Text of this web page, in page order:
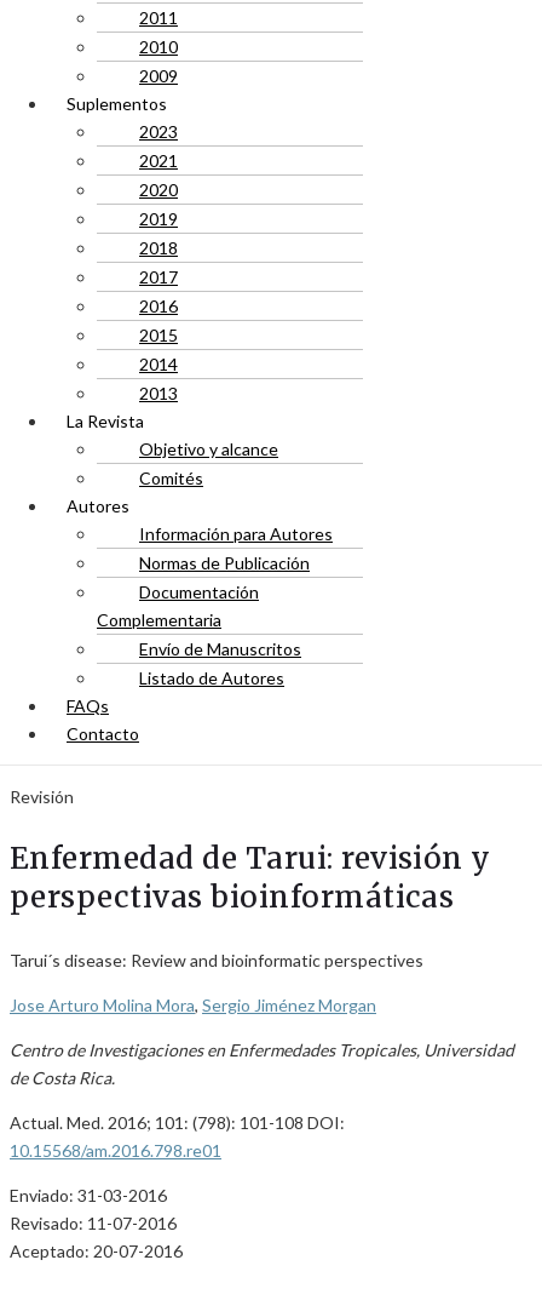
2011
2010
2009
Suplementos
2023
2021
2020
2019
2018
2017
2016
2015
2014
2013
La Revista
Objetivo y alcance
Comités
Autores
Información para Autores
Normas de Publicación
Documentación
Complementaria
Envío de Manuscritos
Listado de Autores
FAQs
Contacto
Revisión
Enfermedad de Tarui: revisión y
perspectivas bioinformáticas
Tarui´s disease: Review and bioinformatic perspectives
Jose Arturo Molina Mora, Sergio Jiménez Morgan
Centro de Investigaciones en Enfermedades Tropicales, Universidad
de Costa Rica.
Actual. Med. 2016; 101: (798): 101-108 DOI:
10.15568/am.2016.798.re01
Enviado: 31-03-2016
Revisado: 11-07-2016
Aceptado: 20-07-2016